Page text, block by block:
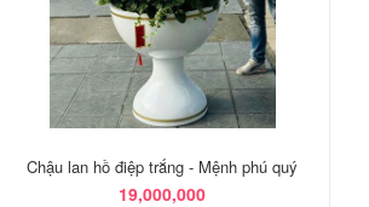
Chậu lan hồ điệp trắng - Mệnh phú quý
19,000,000